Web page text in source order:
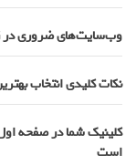
وب‌سایت‌های ضروری در
نکات کلیدی انتخاب
کلینیک شما در صفحه
است